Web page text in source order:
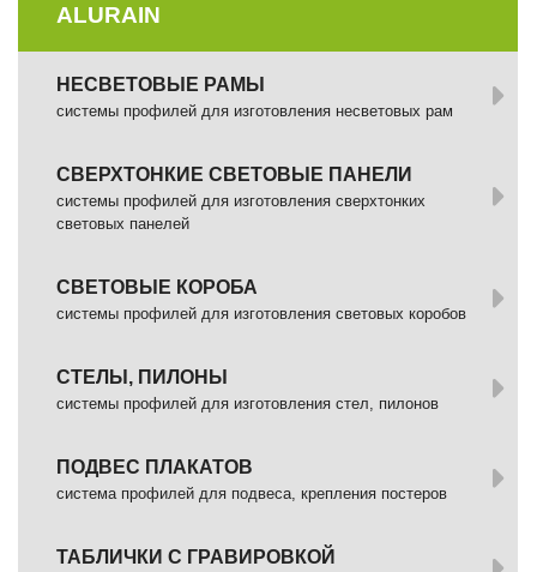
ALURAIN
НЕСВЕТОВЫЕ РАМЫ
системы профилей для изготовления несветовых рам
СВЕРХТОНКИЕ СВЕТОВЫЕ ПАНЕЛИ
системы профилей для изготовления сверхтонких
световых панелей
СВЕТОВЫЕ КОРОБА
системы профилей для изготовления световых коробов
СТЕЛЫ, ПИЛОНЫ
системы профилей для изготовления стел, пилонов
ПОДВЕС ПЛАКАТОВ
система профилей для подвеса, крепления постеров
ТАБЛИЧКИ С ГРАВИРОВКОЙ